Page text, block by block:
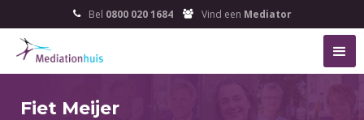
 Bel 0800 020 1684  Vind een Mediator
Fiet Meijer